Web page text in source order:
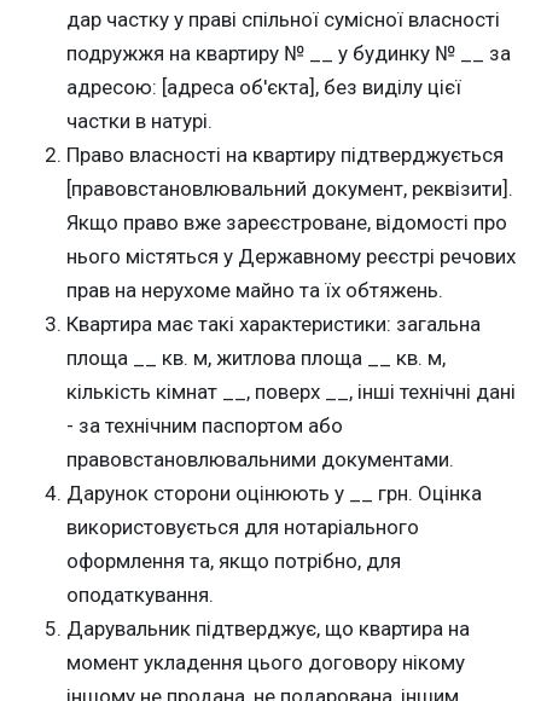
дар частку у праві спільної сумісної власності
подружжя на квартиру № __ у будинку № __ за
адресою: [адреса об'єкта], без виділу цієї
частки в натурі.
Право власності на квартиру підтверджується
[правовстановлювальний документ, реквізити].
Якщо право вже зареєстроване, відомості про
нього містяться у Державному реєстрі речових
прав на нерухоме майно та їх обтяжень.
Квартира має такі характеристики: загальна
площа __ кв. м, житлова площа __ кв. м,
кількість кімнат __, поверх __, інші технічні дані
- за технічним паспортом або
правовстановлювальними документами.
Дарунок сторони оцінюють у __ грн. Оцінка
використовується для нотаріального
оформлення та, якщо потрібно, для
оподаткування.
Дарувальник підтверджує, що квартира на
момент укладення цього договору нікому